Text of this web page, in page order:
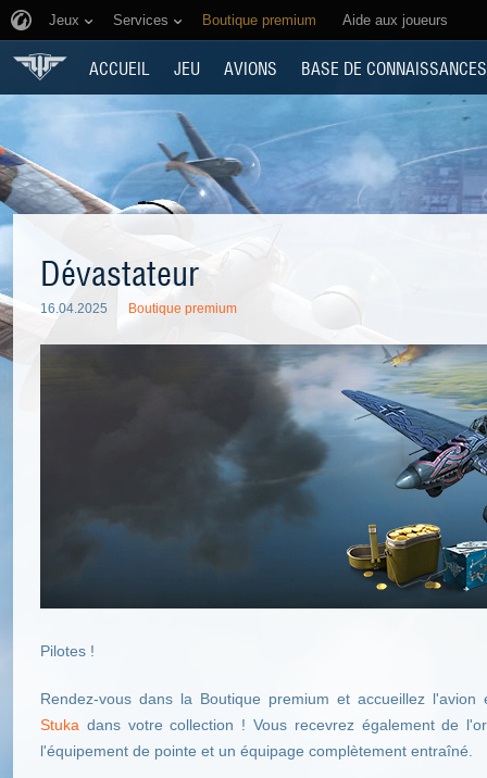
Jeux Services Boutique premium Aide aux joueurs
ACCUEIL JEU AVIONS BASE DE CONNAISSANCES
Dévastateur
16.04.2025 Boutique premium
Pilotes !
Rendez-vous dans la Boutique premium et accueillez l'avion
Stuka dans votre collection ! Vous recevrez également de
l'équipement de pointe et un équipage complètement entraîné.